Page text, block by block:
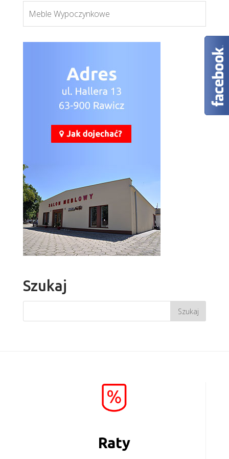
Meble Wypoczynkowe
Szukaj
Raty